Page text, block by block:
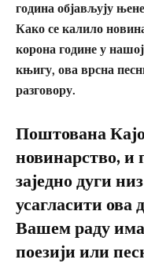
година објављују
Како се калило
корона године у
књигу, ова врсна
разговору.
Поштована
новинарство, и
заједно дуги
усагласити ова
Вашем раду
поезији или